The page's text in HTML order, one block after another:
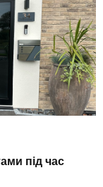
під час